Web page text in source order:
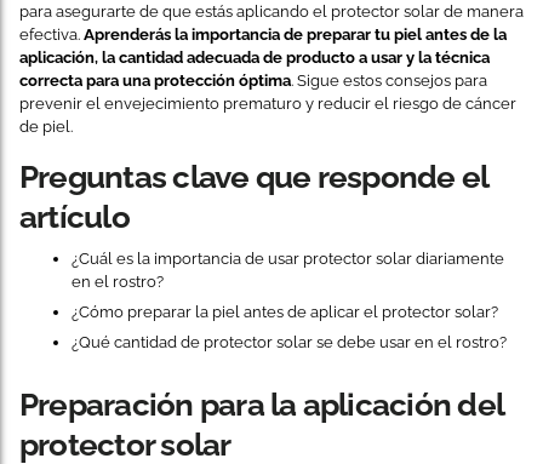
para asegurarte de que estás aplicando el protector solar de manera
efectiva. Aprenderás la importancia de preparar tu piel antes de la
aplicación, la cantidad adecuada de producto a usar y la técnica
correcta para una protección óptima. Sigue estos consejos para
prevenir el envejecimiento prematuro y reducir el riesgo de cáncer
de piel.
Preguntas clave que responde el
artículo
¿Cuál es la importancia de usar protector solar diariamente
en el rostro?
¿Cómo preparar la piel antes de aplicar el protector solar?
¿Qué cantidad de protector solar se debe usar en el rostro?
Preparación para la aplicación del
protector solar